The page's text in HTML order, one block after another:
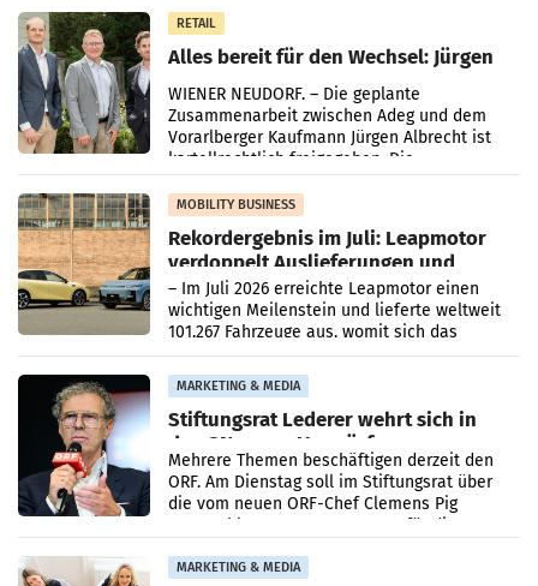
RETAIL
Alles bereit für den Wechsel: Jürgen
Albrecht setzt ab 1.1.2027 auf Adeg
WIENER NEUDORF. – Die geplante
Zusammenarbeit zwischen Adeg und dem
Vorarlberger Kaufmann Jürgen Albrecht ist
kartellrechtlich freigegeben: Die
Bundeswettbewerbsbehörde und der
Bundeskartellanwalt
MOBILITY BUSINESS
Rekordergebnis im Juli: Leapmotor
verdoppelt Auslieferungen und
überschreitet die 100.000er-Marke
– Im Juli 2026 erreichte Leapmotor einen
wichtigen Meilenstein und lieferte weltweit
101.267 Fahrzeuge aus, womit sich das
Ergebnis gegenüber Juli 2025 mehr als
verdoppelte (+102
MARKETING & MEDIA
Stiftungsrat Lederer wehrt sich in
den SN gegen Vorwürfe
Mehrere Themen beschäftigen derzeit den
ORF. Am Dienstag soll im Stiftungsrat über
die vom neuen ORF-Chef Clemens Pig
vorgeschlagenen Besetzungen für die
MARKETING & MEDIA